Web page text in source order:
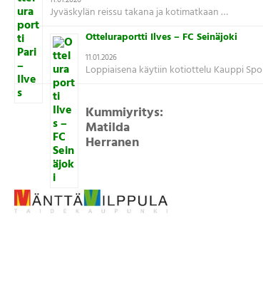
Jyväskylän reissu takana ja kotimatkaan …
Otteluraportti Ilves – FC Seinäjoki
11.01.2026
Loppiaisena käytiin kotiottelu Kauppi
Kummiyritys:
Matilda
Herranen